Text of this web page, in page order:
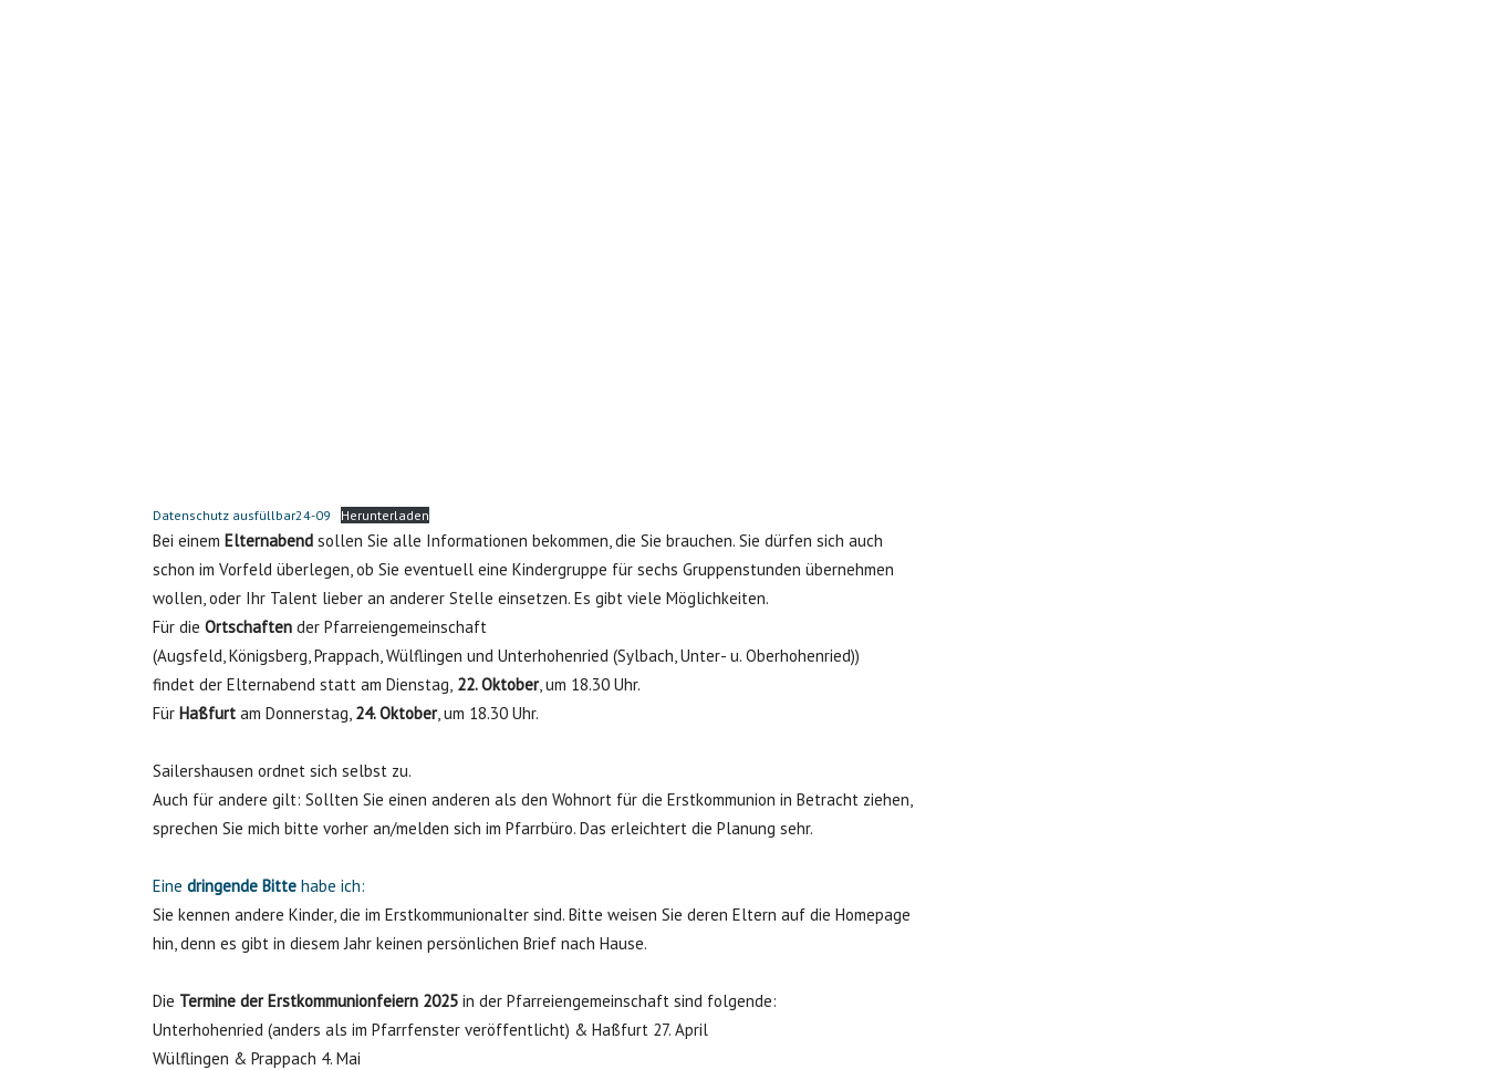
Datenschutz ausfüllbar24-09 Herunterladen
Bei einem Elternabend sollen Sie alle Informationen bekommen, die Sie brauchen. Sie dürfen sich auch
schon im Vorfeld überlegen, ob Sie eventuell eine Kindergruppe für sechs Gruppenstunden übernehmen
wollen, oder Ihr Talent lieber an anderer Stelle einsetzen. Es gibt viele Möglichkeiten.
Für die Ortschaften der Pfarreiengemeinschaft
(Augsfeld, Königsberg, Prappach, Wülflingen und Unterhohenried (Sylbach, Unter- u. Oberhohenried))
findet der Elternabend statt am Dienstag, 22. Oktober, um 18.30 Uhr.
Für Haßfurt am Donnerstag, 24. Oktober, um 18.30 Uhr.
Sailershausen ordnet sich selbst zu.
Auch für andere gilt: Sollten Sie einen anderen als den Wohnort für die Erstkommunion in Betracht ziehen,
sprechen Sie mich bitte vorher an/melden sich im Pfarrbüro. Das erleichtert die Planung sehr.
Eine dringende Bitte habe ich:
Sie kennen andere Kinder, die im Erstkommunionalter sind. Bitte weisen Sie deren Eltern auf die Homepage
hin, denn es gibt in diesem Jahr keinen persönlichen Brief nach Hause.
Die Termine der Erstkommunionfeiern 2025 in der Pfarreiengemeinschaft sind folgende:
Unterhohenried (anders als im Pfarrfenster veröffentlicht) & Haßfurt 27. April
Wülflingen & Prappach 4. Mai